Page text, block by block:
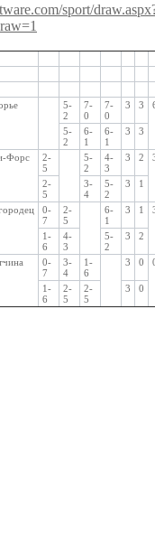
sport/
5-
2
7-
0
7-
0
3 3
5-
2
6-
1
6-
1
3 3
Форс
2-
5
5-
2
4-
3
3 2
2-
5
3-
4
5-
2
3 1
0-
7
2-
5
6-
1
3 1
1-
6
4-
3
5-
2
3 2
0-
7
3-
4
1-
6
3 0
1-
6
2-
5
2-
5
3 0